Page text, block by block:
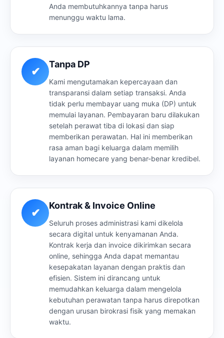
Anda membutuhkannya tanpa harus
menunggu waktu lama.
✔
Tanpa DP
Kami mengutamakan kepercayaan dan
transparansi dalam setiap transaksi. Anda
tidak perlu membayar uang muka (DP) untuk
memulai layanan. Pembayaran baru dilakukan
setelah perawat tiba di lokasi dan siap
memberikan perawatan. Hal ini memberikan
rasa aman bagi keluarga dalam memilih
layanan homecare yang benar-benar kredibel.
✔
Kontrak & Invoice Online
Seluruh proses administrasi kami dikelola
secara digital untuk kenyamanan Anda.
Kontrak kerja dan invoice dikirimkan secara
online, sehingga Anda dapat memantau
kesepakatan layanan dengan praktis dan
efisien. Sistem ini dirancang untuk
memudahkan keluarga dalam mengelola
kebutuhan perawatan tanpa harus direpotkan
dengan urusan birokrasi fisik yang memakan
waktu.